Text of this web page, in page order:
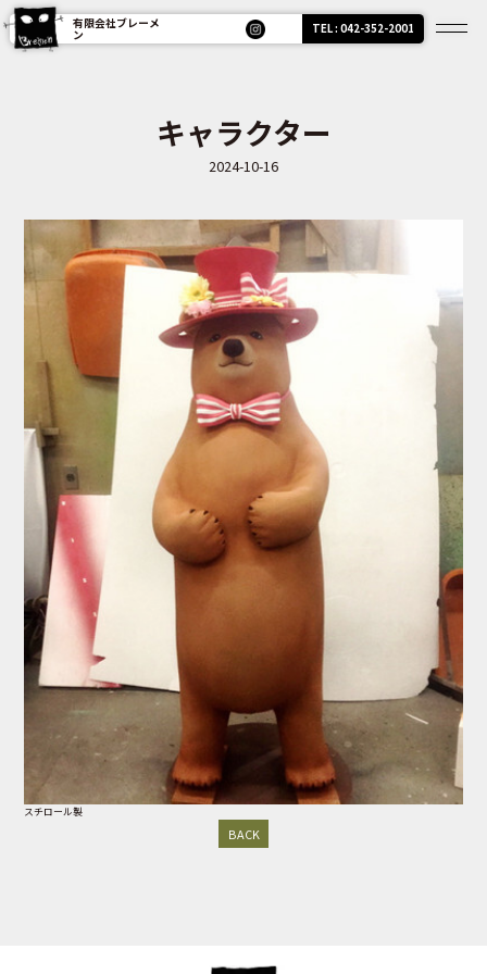
有限会社ブレーメ
ン TEL : 042-352-2001
キャラクター
2024-10-16
スチロール製
BACK